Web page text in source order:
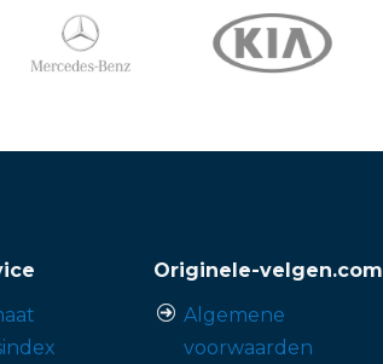
Originele-velgen.com
Algemene
voorwaarden